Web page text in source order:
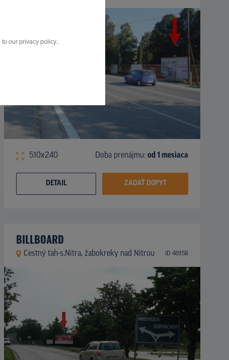
our privacy policy..
510x240 Doba prenájmu: od 1 mesiaca
DETAIL ZADAŤ DOPYT
BILLBOARD
Cestný ťah-s.Nitra, žabokreky nad Nitrou ID 46958